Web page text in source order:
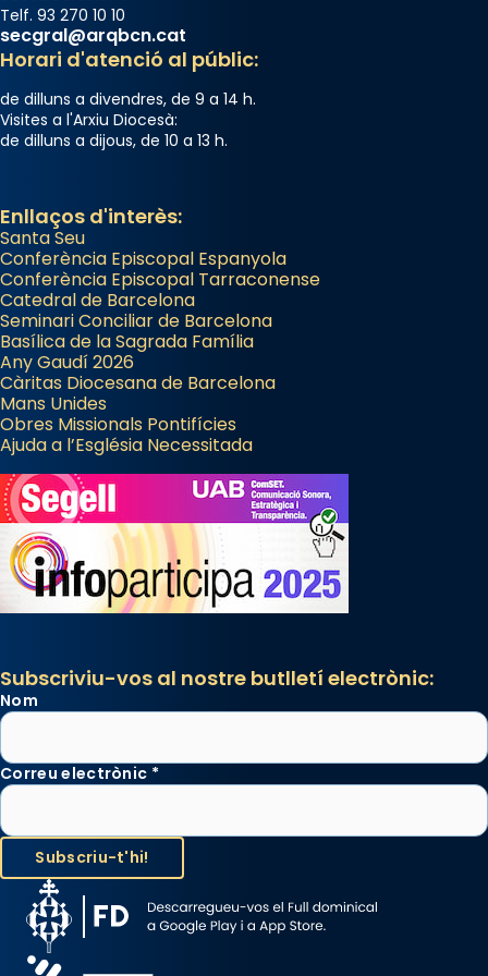
Arquebisbat de Barcelona
2 weeks ago
Jaume, fill de Zebedeu, és juntament amb el
seu germà Joan i Pere un dels que
acompanyava més de prop Jesús.
apòstol màrtir, decapitat a Jerusalem per
Herodes Agripa (vers l'any 44).
Patró de Galícia, després de les invasions
musulmanes fou venerat com a patró dels
Regnes castellans i més tard de tota
Espanya.
El seu sepulcre a Compostela fou un gran
centre de peregrinacions medievals de tot
el món cristià, després de Roma i terra
Santa.
«A Raïms de Sant Jaume, raïms aigualits;
raïms de setembre te'n llepes els dits»,
segons una dita popular.
Photo
Telf. 93 270 10 10
secgral@arqbcn.cat
Horari d'atenció al públic:
de dilluns a divendres, de 9 a 14 h.
Visites a l'Arxiu Diocesà:
de dilluns a dijous, de 10 a 13 h.
Enllaços d'interès:
Santa Seu
Conferència Episcopal Espanyola
Conferència Episcopal Tarraconense
Catedral de Barcelona
Seminari Conciliar de Barcelona
Basílica de la Sagrada Família
Any Gaudí 2026
Càritas Diocesana de Barcelona
Mans Unides
Obres Missionals Pontifícies
Ajuda a l’Església Necessitada
Subscriviu-vos al nostre butlletí electrònic:
Nom
Correu electrònic *